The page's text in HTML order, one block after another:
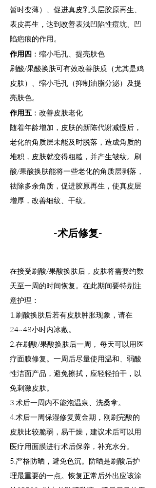
暂时变薄）、促进真皮乳头层胶原再生、
表皮再生，达到改善表浅凹陷性痘坑、凹
陷疤痕的作用。
作用四 ：缩小毛孔、提亮肤色
刷酸/果酸换肤可有效改善肤质（尤其是鸡
皮肤）、缩小毛孔（抑制油脂分泌）及提
亮肤色。
作用五 ：改善皮肤老化
随着年龄增加，皮肤的新陈代谢减慢后，
老化的角质层未能及时脱落，造成角质的
堆积，皮肤就变得粗糙，并产生皱纹。刷
酸/果酸换肤能将一些老化的角质层剥落，
祛除多余角质，促进胶原再生，使真皮层
增厚，改善细纹、干纹。
-术后修复-
在接受刷酸/果酸换肤后，皮肤将需要约数
天至一周的时间恢复。在此期间要特别注
意护理：
1.刷酸换肤后若有皮肤肿胀现象，请在
24~48小时内冰敷。
2.在刷酸/果酸换肤后一周， 每天可以用医
疗面膜修复。一周后尽量使用温和、弱酸
性洁面产品，避免擦拭，应轻轻拍干，以
免刺激皮肤。
3.术后一周内不能泡温泉、洗桑拿。
4.术后一周保湿修复黄金期，刚刷完酸的
皮肤比较脆弱，易干燥，建议术后可以用
医疗用面膜进行术后保养，补充水分。
5.严格防晒，避免色沉。防晒是刷酸后护
理最重要的一点。恢复正常后外出应该涂